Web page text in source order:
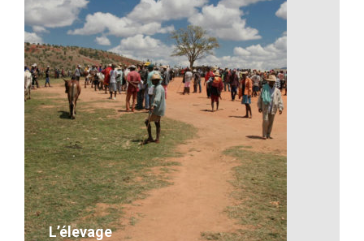
L’élevage